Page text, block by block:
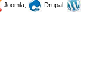
Joomla,
Drupal,